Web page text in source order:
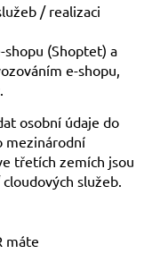
/ realizaci
(Shoptet) a
e-shopu,
osobní údaje do
mezinárodní
třetích zemích jsou
služeb.
máte